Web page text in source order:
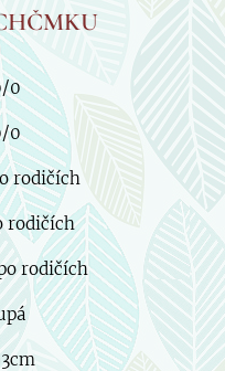
0
0
rodičích
rodičích
rodičích